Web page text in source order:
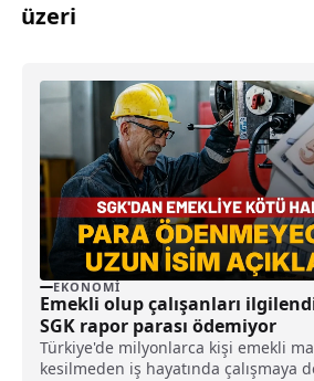
üzeri
EKONOMI
Emekli olup çalışanları
SGK rapor parası ödemiyor
Türkiye'de milyonlarca kişi emekli
kesilmeden iş hayatında çalışmaya